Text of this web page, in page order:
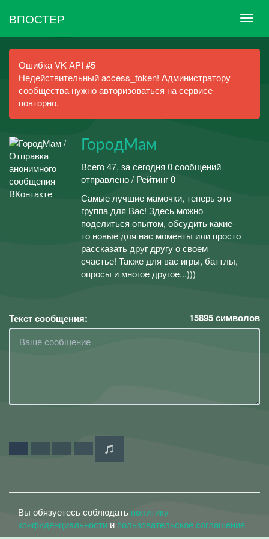
ВПОСТЕР
Ошибка VK API #5
Недействительный access_token! Администратору
сообщества нужно авторизоваться на сервисе
повторно.
ГородМам
Всего 47, за сегодня 0 сообщений
отправлено / Рейтинг 0
Самые лучшие мамочки, теперь это
группа для Вас! Здесь можно
поделиться опытом, обсудить какие-
то новые для нас моменты или просто
рассказать друг другу о своем
счастье! Также для вас игры, баттлы,
опросы и многое другое...)))
Текст сообщения: 15895символов
Вы обязуетесь соблюдать политику
конфиденциальности и пользовательское соглашение